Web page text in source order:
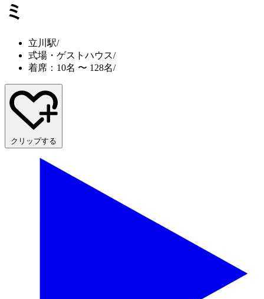
ミ
立川駅/
式場・ゲストハウス/
着席：10名 〜 128名/
クリップする